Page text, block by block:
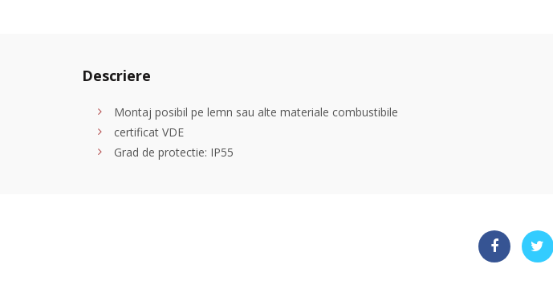
Descriere
Montaj posibil pe lemn sau alte materiale combustibile
certificat VDE
Grad de protectie: IP55